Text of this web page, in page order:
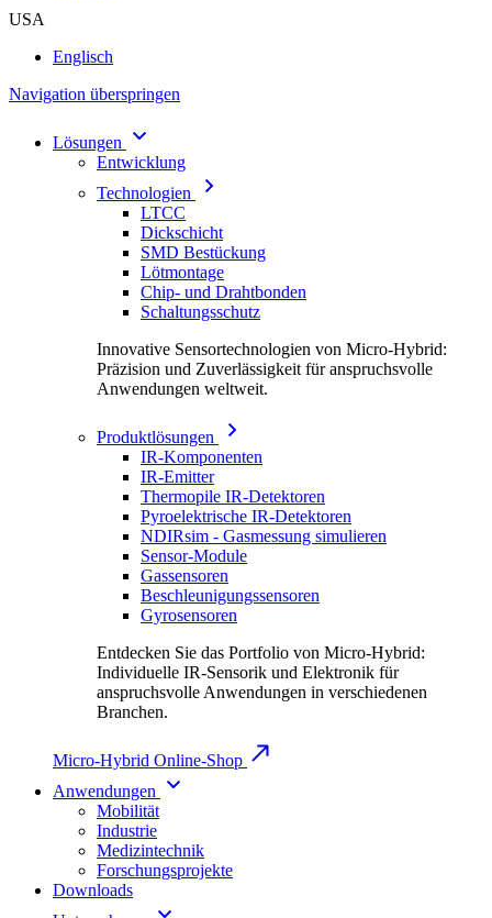
USA
Englisch
Navigation überspringen
Lösungen
Entwicklung
Technologien
LTCC
Dickschicht
SMD Bestückung
Lötmontage
Chip- und Drahtbonden
Schaltungsschutz
Innovative Sensortechnologien von Micro-Hybrid:
Präzision und Zuverlässigkeit für anspruchsvolle
Anwendungen weltweit.
Produktlösungen
IR-Komponenten
IR-Emitter
Thermopile IR-Detektoren
Pyroelektrische IR-Detektoren
NDIRsim - Gasmessung simulieren
Sensor-Module
Gassensoren
Beschleunigungssensoren
Gyrosensoren
Entdecken Sie das Portfolio von Micro-Hybrid:
Individuelle IR-Sensorik und Elektronik für
anspruchsvolle Anwendungen in verschiedenen
Branchen.
Micro-Hybrid Online-Shop
Anwendungen
Mobilität
Industrie
Medizintechnik
Forschungsprojekte
Downloads